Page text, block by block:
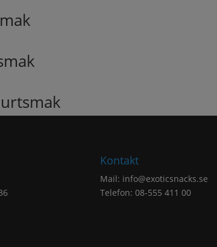
Kontakt
Mail: info@exoticsnacks.se
Telefon: 08-555 411 00